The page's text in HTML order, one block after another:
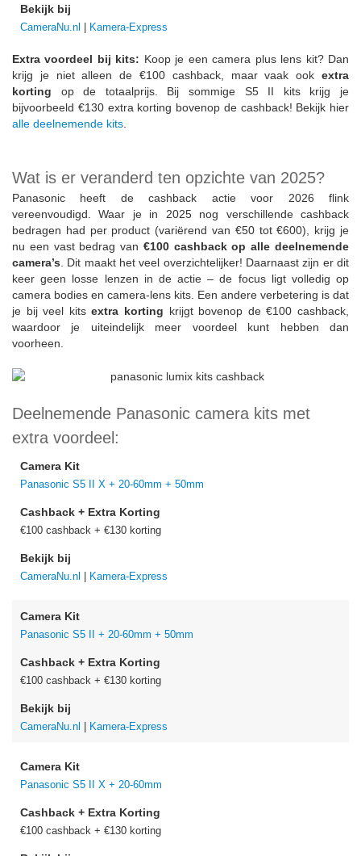
Bekijk bij
CameraNu.nl Kamera-Express
Extra voordeel bij kits: Koop je een camera plus lens kit? Dan
krijg je niet alleen de €100 cashback, maar vaak ook extra
korting op de totaalprijs. Bij sommige S5 II kits krijg je
bijvoorbeeld €130 extra korting bovenop de cashback! Bekijk hier
alle deelnemende kits
Wat is er veranderd ten opzichte van 2025?
Panasonic heeft de cashback actie voor 2026 flink
vereenvoudigd. Waar je in 2025 nog verschillende cashback
bedragen had per product (variërend van €50 tot €600), krijg je
nu een vast bedrag van €100 cashback op alle deelnemende
camera’s . Dit maakt het veel overzichtelijker! Daarnaast zijn er dit
keer geen losse lenzen in de actie – de focus ligt volledig op
camera bodies en camera-lens kits. Een andere verbetering is dat
je bij veel kitsextra korting krijgt bovenop de €100 cashback,
waardoor je uiteindelijk meer voordeel kunt hebben dan
voorheen.
Deelnemende Panasonic camera kits met
extra voordeel:
Camera Kit
Panasonic S5 II X + 20-60mm + 50mm
Cashback + Extra Korting
€100 cashback + €130 korting
Bekijk bij
CameraNu.nl Kamera-Express
Camera Kit
Panasonic S5 II + 20-60mm + 50mm
Cashback + Extra Korting
€100 cashback + €130 korting
Bekijk bij
CameraNu.nl Kamera-Express
Camera Kit
Panasonic S5 II X + 20-60mm
Cashback + Extra Korting
€100 cashback + €130 korting